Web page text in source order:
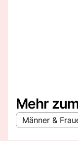
Mehr
Männer &